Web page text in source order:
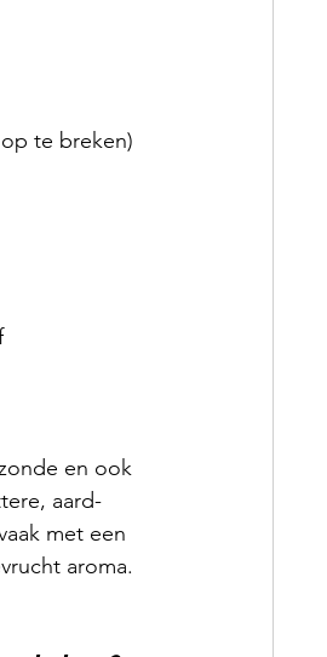
te breken)
en ook
aard-
met een
aroma.